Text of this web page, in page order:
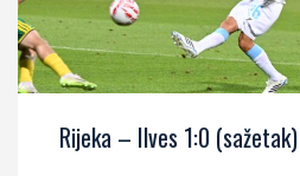
Rijeka – Ilves 1:0 (sažetak)